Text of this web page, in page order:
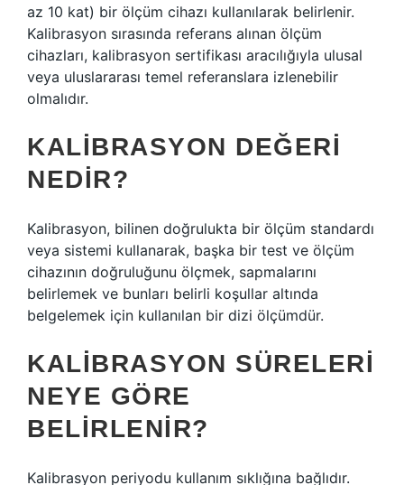
az 10 kat) bir ölçüm cihazı kullanılarak belirlenir.
Kalibrasyon sırasında referans alınan ölçüm
cihazları, kalibrasyon sertifikası aracılığıyla ulusal
veya uluslararası temel referanslara izlenebilir
olmalıdır.
KALIBRASYON DEĞERI
NEDIR?
Kalibrasyon, bilinen doğrulukta bir ölçüm standardı
veya sistemi kullanarak, başka bir test ve ölçüm
cihazının doğruluğunu ölçmek, sapmalarını
belirlemek ve bunları belirli koşullar altında
belgelemek için kullanılan bir dizi ölçümdür.
KALIBRASYON SÜRELERI
NEYE GÖRE
BELIRLENIR?
Kalibrasyon periyodu kullanım sıklığına bağlıdır.